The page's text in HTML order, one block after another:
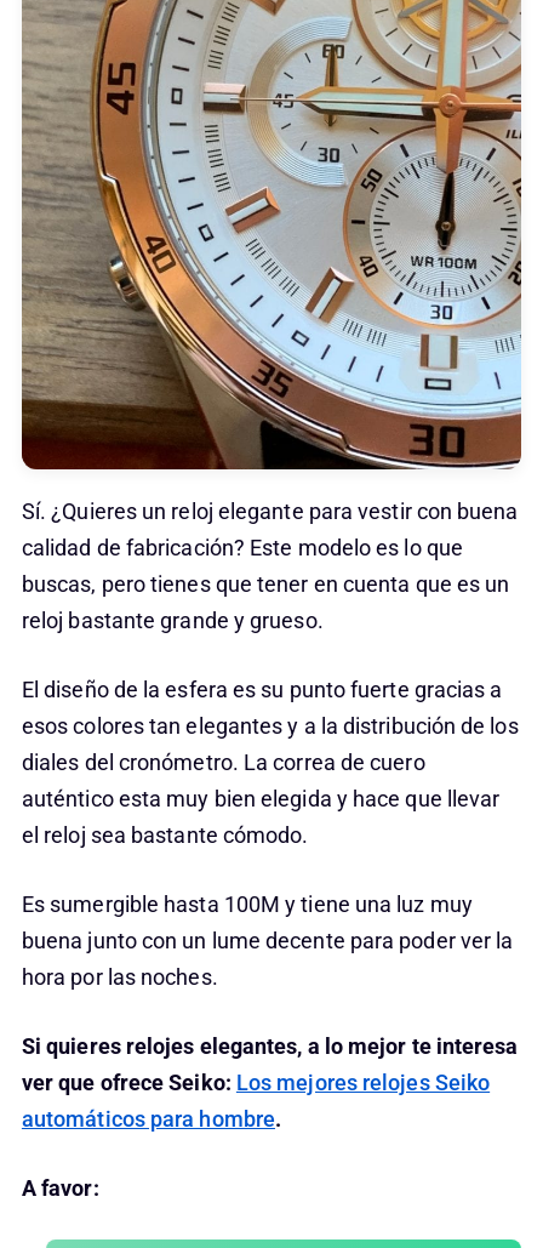
Sí. ¿Quieres un reloj elegante para vestir con buena
calidad de fabricación? Este modelo es lo que
buscas, pero tienes que tener en cuenta que es un
reloj bastante grande y grueso.
El diseño de la esfera es su punto fuerte gracias a
esos colores tan elegantes y a la distribución de los
diales del cronómetro. La correa de cuero
auténtico esta muy bien elegida y hace que llevar
el reloj sea bastante cómodo.
Es sumergible hasta 100M y tiene una luz muy
buena junto con un lume decente para poder ver la
hora por las noches.
Si quieres relojes elegantes, a lo mejor te interesa
ver que ofrece Seiko: Los mejores relojes Seiko
automáticos para hombre.
A favor: